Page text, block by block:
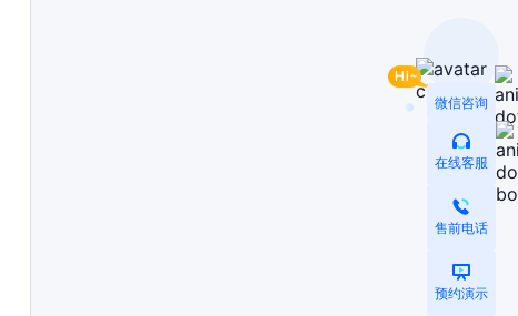
微信咨询
在线客服
售前电话
预约演示